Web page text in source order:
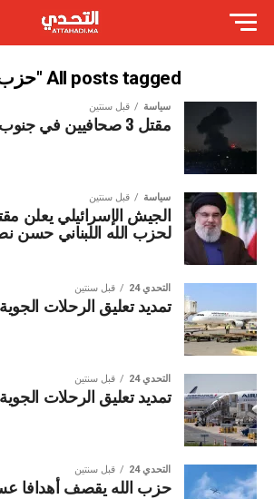
All posts tagged "حزب الله"
سياسة قبل سنتين
مقتل 3 صحافيين في جنوب شرق لبنان
سياسة قبل سنتين
الجيش الإسرائيلي يعلن
لحزب الله اللبناني حسن
التحدي 24 قبل سنتين
تمديد تعليق الرحلات
التحدي 24 قبل سنتين
تمديد تعليق الرحلات
التحدي 24 قبل سنتين
حزب الله يقصف أهدافا